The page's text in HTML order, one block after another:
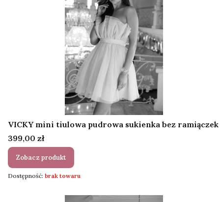
VICKY mini tiulowa pudrowa sukienka bez ramiączek
Cena
399,00 zł
Zobacz produkt
Dostępność: brak towaru